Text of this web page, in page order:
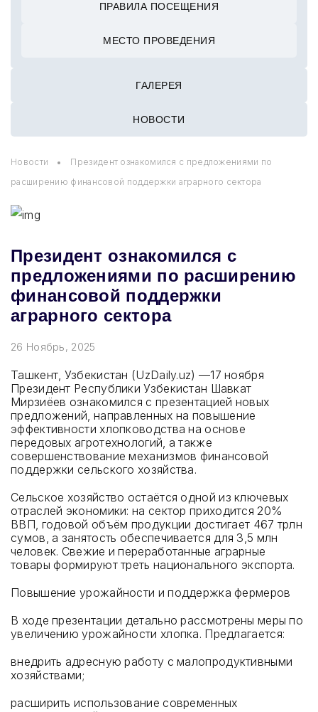
ПРАВИЛА ПОСЕЩЕНИЯ
МЕСТО ПРОВЕДЕНИЯ
ГАЛЕРЕЯ
НОВОСТИ
Новости
Президент ознакомился с предложениями по
расширению финансовой поддержки аграрного сектора
Президент ознакомился с
предложениями по расширению
финансовой поддержки
аграрного сектора
26 Ноябрь, 2025
Ташкент, Узбекистан (UzDaily.uz) —17 ноября
Президент Республики Узбекистан Шавкат
Мирзиёев ознакомился с презентацией новых
предложений, направленных на повышение
эффективности хлопководства на основе
передовых агротехнологий, а также
совершенствование механизмов финансовой
поддержки сельского хозяйства.
Сельское хозяйство остаётся одной из ключевых
отраслей экономики: на сектор приходится 20%
ВВП, годовой объём продукции достигает 467 трлн
сумов, а занятость обеспечивается для 3,5 млн
человек. Свежие и переработанные аграрные
товары формируют треть национального экспорта.
Повышение урожайности и поддержка фермеров
В ходе презентации детально рассмотрены меры по
увеличению урожайности хлопка. Предлагается:
внедрить адресную работу с малопродуктивными
хозяйствами;
расширить использование современных